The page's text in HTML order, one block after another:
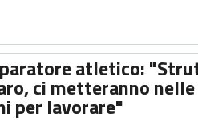
atletico:
ci metteranno nelle
per lavorare"